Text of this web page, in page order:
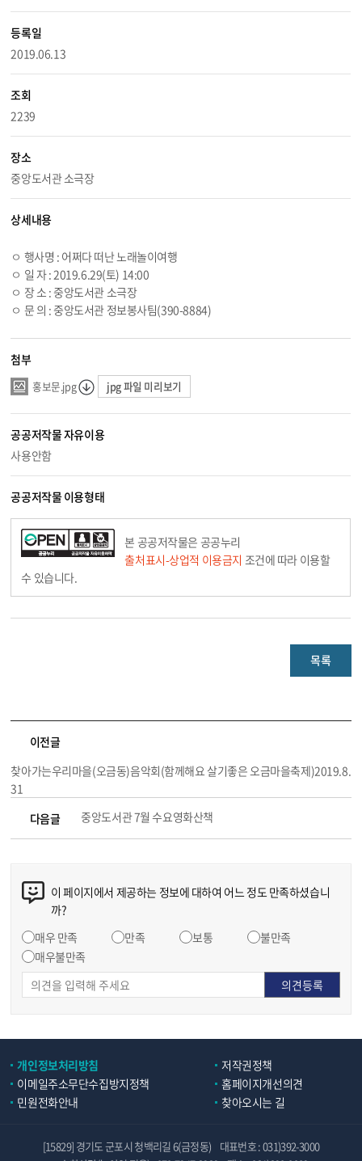
등록일
2019.06.13
조회
2239
장소
중앙도서관 소극장
상세내용
ㅇ 행사명 : 어쩌다 떠난 노래놀이여행
ㅇ 일 자 : 2019.6.29(토) 14:00
ㅇ 장 소 : 중앙도서관 소극장
ㅇ 문 의 : 중앙도서관 정보봉사팀(390-8884)
첨부
홍보문.jpg jpg 파일 미리보기
공공저작물 자유이용
사용안함
공공저작물 이용형태
본 공공저작물은 공공누리
출처표시-상업적 이용금지 조건에 따라 이용할
수 있습니다.
목록
이전글
찾아가는우리마을(오금동)음악회(함께해요 살기좋은 오금마을축제)2019.8.
31
다음글
중앙도서관 7월 수요영화산책
이 페이지에서 제공하는 정보에 대하여 어느 정도 만족하셨습니
까?
매우 만족
만족 보통
불만족
매우불만족
개인정보처리방침
저작권정책
이메일주소무단수집방지정책
홈페이지개선의견
민원전화안내
찾아오시는 길
[15829] 경기도 군포시 청백리길 6(금정동)
대표번호 : 031)392-3000